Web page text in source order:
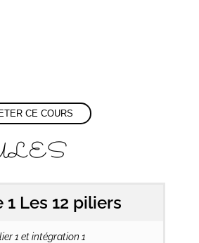
CE COURS
1 Les 12 piliers
1 et intégration 1